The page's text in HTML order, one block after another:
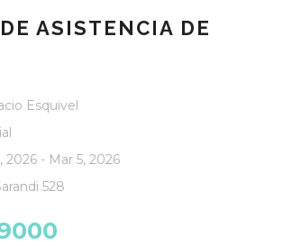
ASISTENCIA DE
Esquivel
2026 - Mar 5, 2026
528